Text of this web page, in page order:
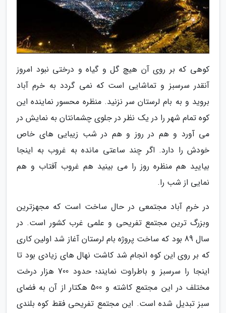
کوهی که بر روی آن هیچ گل و گیاه و درختی نبود امروز
آنقدر سرسبز و تماشایی است که نمی گردد به خرم آباد
بروید و به بام لرستان سر نزنید. منظره محسور نماینده این
کوه تمام شهر را در یک نظر در جلوی چشمانتان به نمایش در
می آورد و هم در روز و هم در شب زیبایی های خاص
خودش را دارد. اگر چند ساعتی مانده به غروب به اینجا
بیایید هم منظره روز را می بینید هم غروب آفتاب و هم
نمایی از شب را.
در خرم آباد مجتمعی در حال ساخت است که مجهزترین
وبزرگ ترین مجتمع تفریحی و علمی غرب کشور است. در
سال 89 بود که ساخت پروژه بام لرستان آغاز شد اولین کاری
که بر روی این کوه انجام شد کاشت نهال های زیادی بود تا
اینجا را سرسبز و باطراوت نمایند؛ حدود 700 هزار درخت
مختلف در این مجتمع کاشته و 500 هکتار از آن به فضای
سبز تبدیل شده است. این مجتمع تفریحی فقط کوه بلندی